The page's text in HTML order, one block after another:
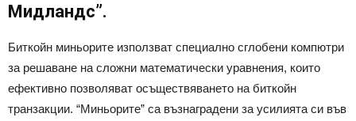
Мидландс”.
Биткойн миньорите използват специално сглобени компютри
за решаване на сложни математически уравнения, които
ефективно позволяват осъществяването на биткойн
транзакции. “Миньорите” са възнаградени за усилията си във